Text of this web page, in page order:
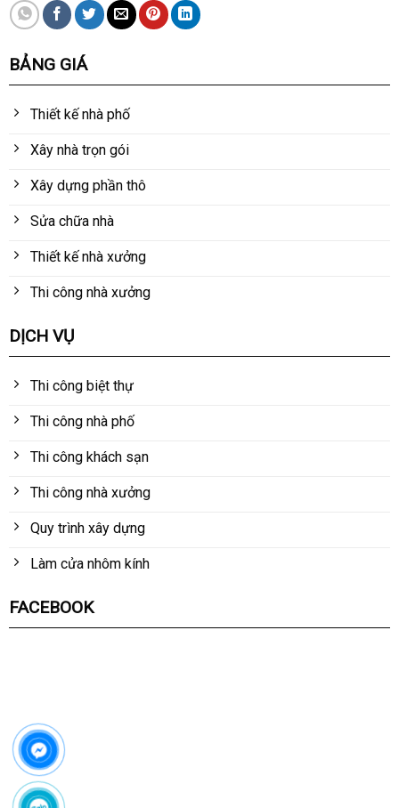
BẢNG GIÁ
Thiết kế nhà phố
Xây nhà trọn gói
Xây dựng phần thô
Sửa chữa nhà
Thiết kế nhà xưởng
Thi công nhà xưởng
DỊCH VỤ
Thi công biệt thự
Thi công nhà phố
Thi công khách sạn
Thi công nhà xưởng
Quy trình xây dựng
Làm cửa nhôm kính
FACEBOOK